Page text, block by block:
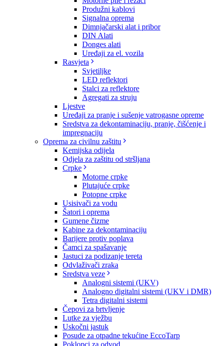
Produžni kablovi
Signalna oprema
Dimnjačarski alat i pribor
DIN Alati
Donges alati
Uređaji za el. vozila
Rasvjeta
Svjetiljke
LED reflektori
Stalci za reflektore
Agregati za struju
Ljestve
Uređaji za pranje i sušenje vatrogasne opreme
Sredstva za dekontaminaciju, pranje, čišćenje i
impregnaciju
Oprema za civilnu zaštitu
Kemijska odijela
Odjela za zaštitu od stršljana
Crpke
Motorne crpke
Plutajuće crpke
Potopne crpke
Usisivači za vodu
Šatori i oprema
Gumene čizme
Kabine za dekontaminaciju
Barijere protiv poplava
Čamci za spašavanje
Jastuci za podizanje tereta
Odvlaživači zraka
Sredstva veze
Analogni sistemi (UKV)
Analogno digitalni sistemi (UKV i DMR)
Tetra digitalni sistemi
Čepovi za brtvljenje
Lutke za vježbu
Uskočni jastuk
Posude za otpadne tekućine EccoTarp
Poklopci za odvod